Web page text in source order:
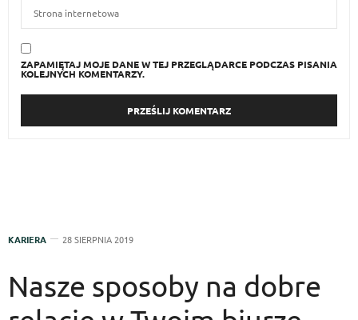
ZAPAMIĘTAJ MOJE DANE W TEJ PRZEGLĄDARCE PODCZAS PISANIA
KOLEJNYCH KOMENTARZY.
KARIERA 28 SIERPNIA 2019
Nasze sposoby na dobre